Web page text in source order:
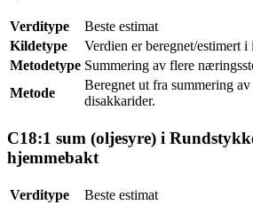
Verditype
Beste estimat
Kildetype
Verdien er beregnet/estimert i
Metodetype Summering av flere
Metode
Beregnet ut fra summering
disakkarider.
C18:1 sum (oljesyre) i
hjemmebakt
Verditype
Beste estimat